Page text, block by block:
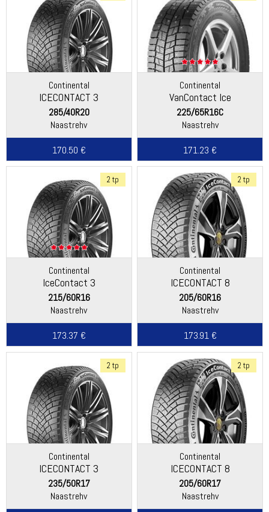
Continental
ICECONTACT 3
285/40R20
Naastrehv
170.50 €
Continental
VanContact Ice
225/65R16C
Naastrehv
171.23 €
2 tp
Continental
IceContact 3
215/60R16
Naastrehv
173.37 €
2 tp
Continental
ICECONTACT 8
205/60R16
Naastrehv
173.91 €
2 tp
Continental
ICECONTACT 3
235/50R17
Naastrehv
2 tp
Continental
ICECONTACT 8
205/60R17
Naastrehv